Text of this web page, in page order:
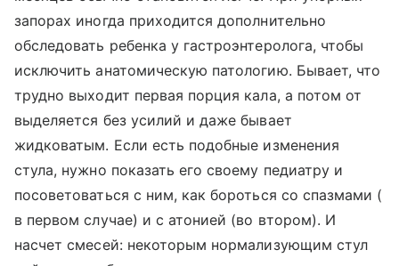
запорах иногда приходится дополнительно
обследовать ребенка у гастроэнтеролога, чтобы
исключить анатомическую патологию. Бывает, что
трудно выходит первая порция кала, а потом от
выделяется без усилий и даже бывает
жидковатым. Если есть подобные изменения
стула, нужно показать его своему педиатру и
посоветоваться с ним, как бороться со спазмами (
в первом случае) и с атонией (во втором). И
насчет смесей: некоторым нормализующим стул